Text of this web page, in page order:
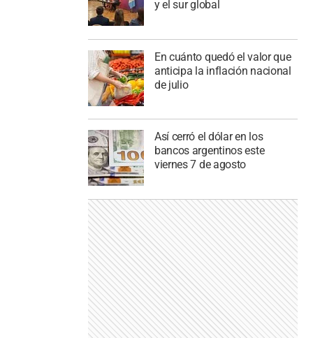
y el sur global
En cuánto quedó el valor que
anticipa la inflación nacional
de julio
Así cerró el dólar en los
bancos argentinos este
viernes 7 de agosto